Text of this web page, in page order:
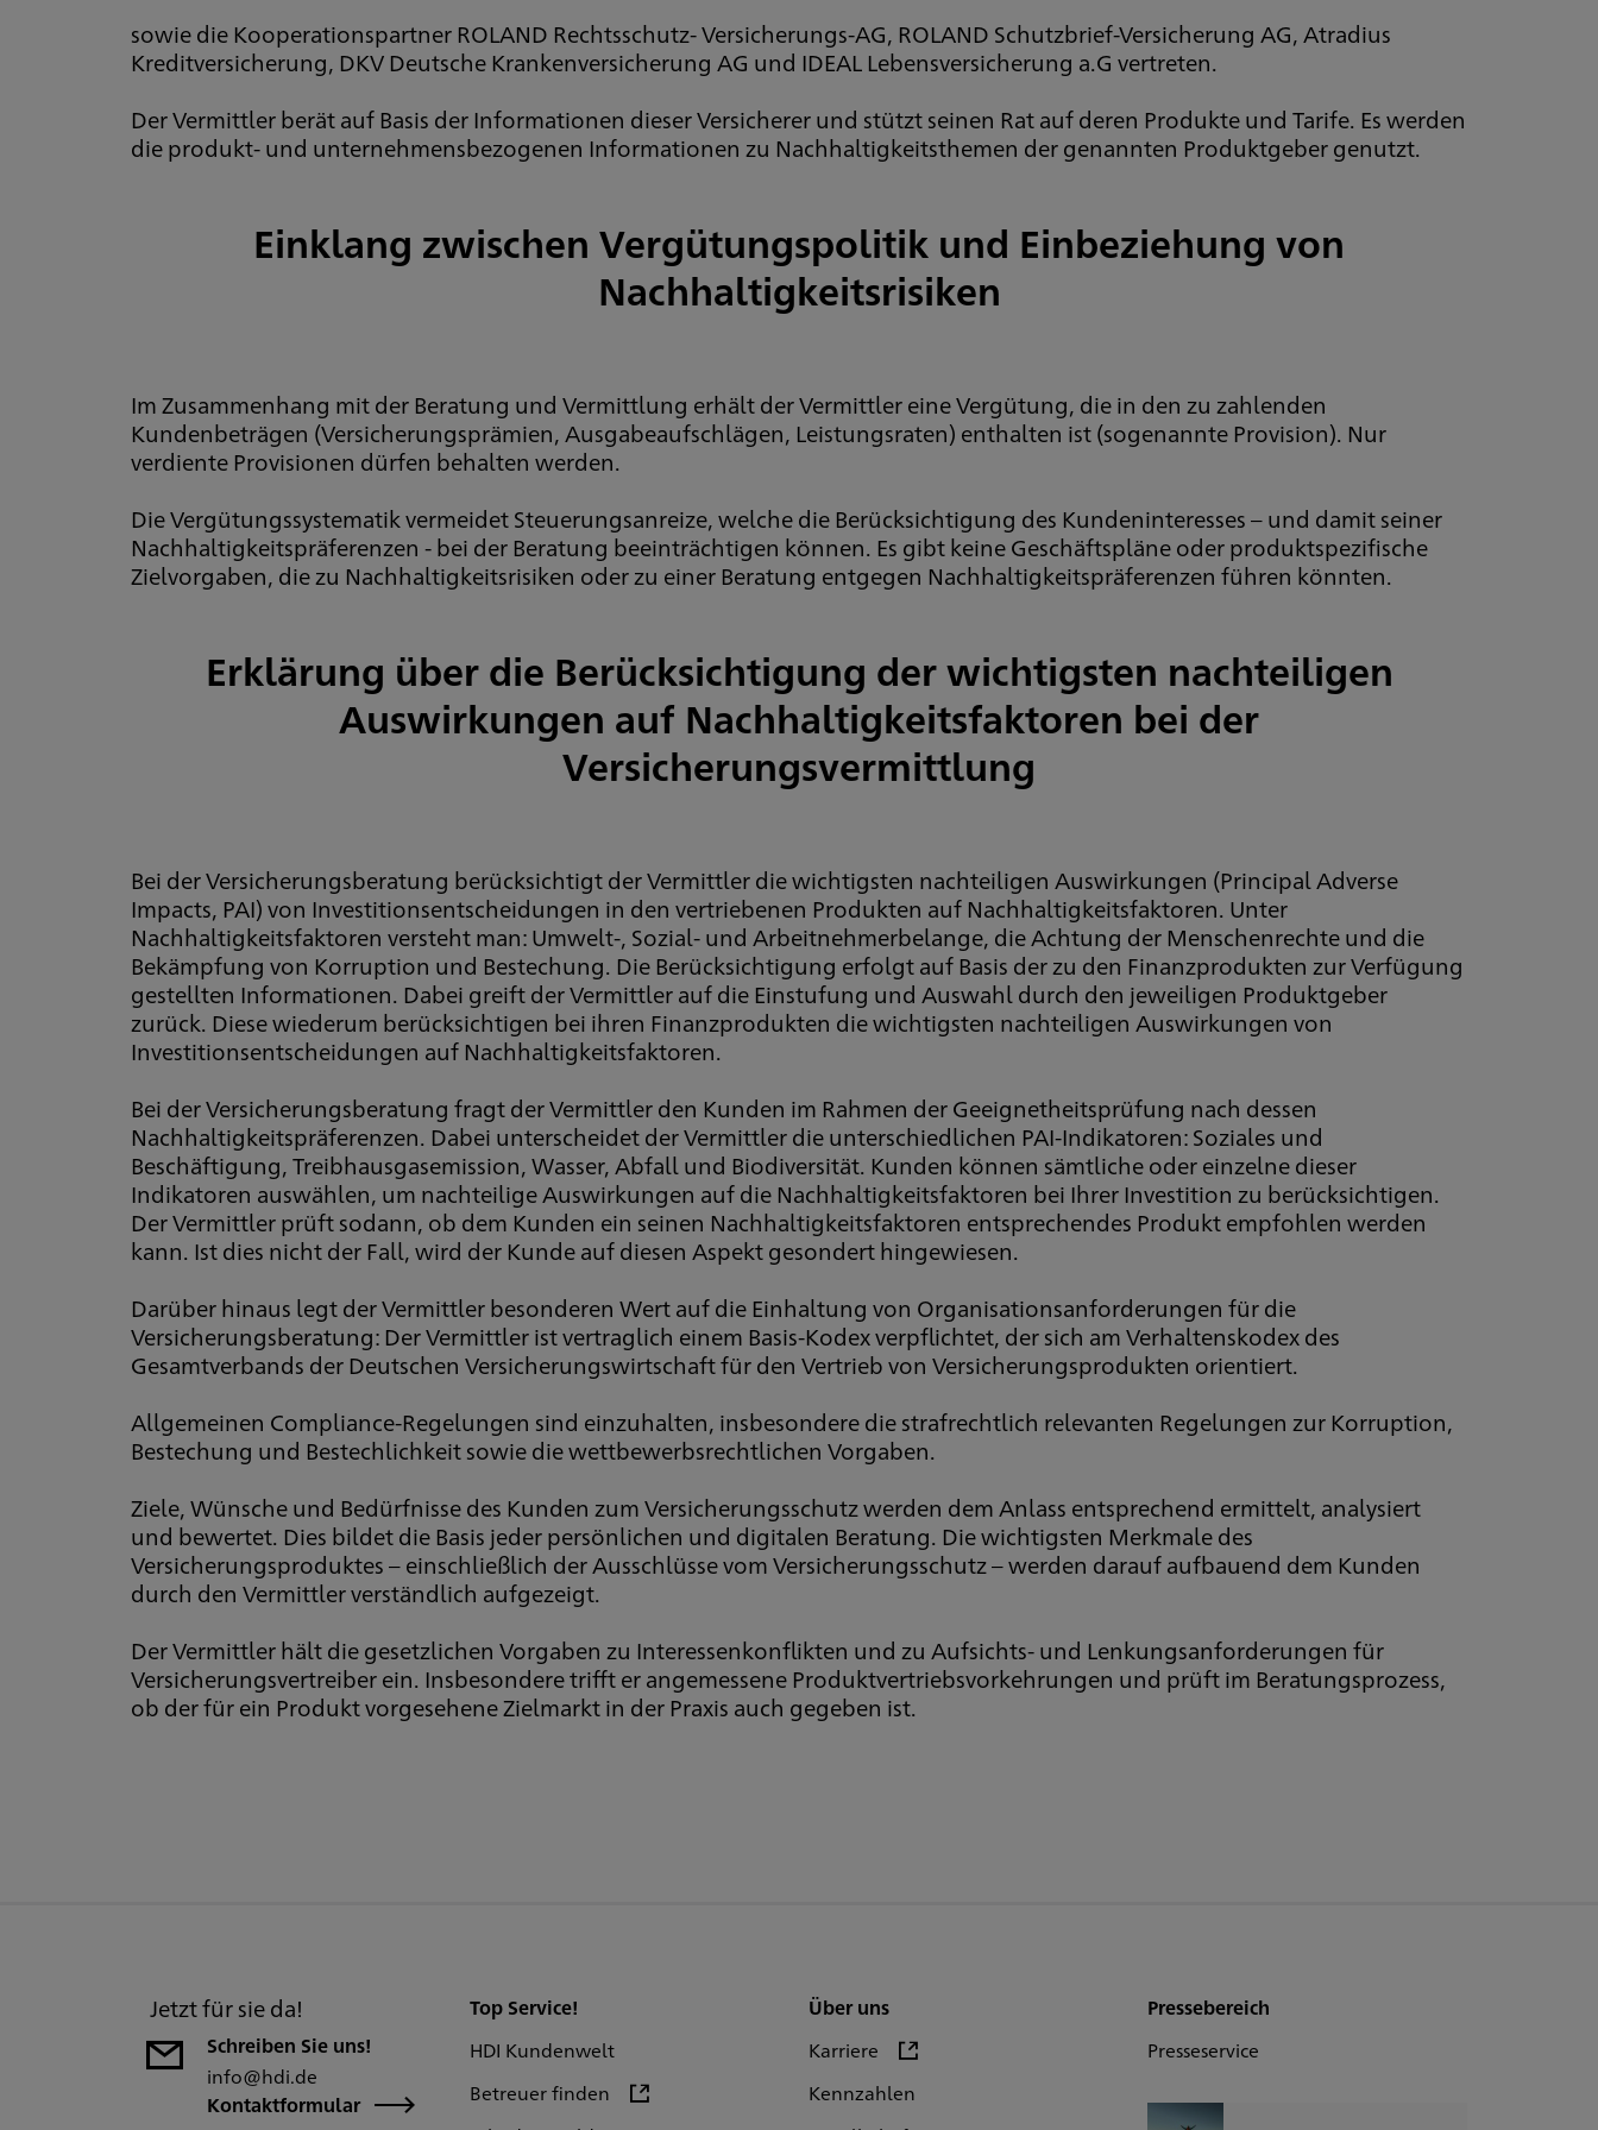
sowie die Kooperationspartner ROLAND Rechtsschutz- Versicherungs-AG, ROLAND Schutzbrief-Versicherung AG, Atradius
Kreditversicherung, DKV Deutsche Krankenversicherung AG und IDEAL Lebensversicherung a.G vertreten.
Der Vermittler berät auf Basis der Informationen dieser Versicherer und stützt seinen Rat auf deren Produkte und Tarife. Es werden
die produkt- und unternehmensbezogenen Informationen zu Nachhaltigkeitsthemen der genannten Produktgeber genutzt.
Einklang zwischen Vergütungspolitik und Einbeziehung von
Nachhaltigkeitsrisiken
Im Zusammenhang mit der Beratung und Vermittlung erhält der Vermittler eine Vergütung, die in den zu zahlenden
Kundenbeträgen (Versicherungsprämien, Ausgabeaufschlägen, Leistungsraten) enthalten ist (sogenannte Provision). Nur
verdiente Provisionen dürfen behalten werden.
Die Vergütungssystematik vermeidet Steuerungsanreize, welche die Berücksichtigung des Kundeninteresses – und damit seiner
Nachhaltigkeitspräferenzen - bei der Beratung beeinträchtigen können. Es gibt keine Geschäftspläne oder produktspezifische
Zielvorgaben, die zu Nachhaltigkeitsrisiken oder zu einer Beratung entgegen Nachhaltigkeitspräferenzen führen könnten.
Erklärung über die Berücksichtigung der wichtigsten nachteiligen
Auswirkungen auf Nachhaltigkeitsfaktoren bei der
Versicherungsvermittlung
Bei der Versicherungsberatung berücksichtigt der Vermittler die wichtigsten nachteiligen Auswirkungen (Principal Adverse
Impacts, PAI) von Investitionsentscheidungen in den vertriebenen Produkten auf Nachhaltigkeitsfaktoren. Unter
Nachhaltigkeitsfaktoren versteht man: Umwelt-, Sozial- und Arbeitnehmerbelange, die Achtung der Menschenrechte und die
Bekämpfung von Korruption und Bestechung. Die Berücksichtigung erfolgt auf Basis der zu den Finanzprodukten zur Verfügung
gestellten Informationen. Dabei greift der Vermittler auf die Einstufung und Auswahl durch den jeweiligen Produktgeber
zurück. Diese wiederum berücksichtigen bei ihren Finanzprodukten die wichtigsten nachteiligen Auswirkungen von
Investitionsentscheidungen auf Nachhaltigkeitsfaktoren.
Bei der Versicherungsberatung fragt der Vermittler den Kunden im Rahmen der Geeignetheitsprüfung nach dessen
Nachhaltigkeitspräferenzen. Dabei unterscheidet der Vermittler die unterschiedlichen PAI-Indikatoren: Soziales und
Beschäftigung, Treibhausgasemission, Wasser, Abfall und Biodiversität. Kunden können sämtliche oder einzelne dieser
Indikatoren auswählen, um nachteilige Auswirkungen auf die Nachhaltigkeitsfaktoren bei Ihrer Investition zu berücksichtigen.
Der Vermittler prüft sodann, ob dem Kunden ein seinen Nachhaltigkeitsfaktoren entsprechendes Produkt empfohlen werden
kann. Ist dies nicht der Fall, wird der Kunde auf diesen Aspekt gesondert hingewiesen.
Darüber hinaus legt der Vermittler besonderen Wert auf die Einhaltung von Organisationsanforderungen für die
Versicherungsberatung: Der Vermittler ist vertraglich einem Basis-Kodex verpflichtet, der sich am Verhaltenskodex des
Gesamtverbands der Deutschen Versicherungswirtschaft für den Vertrieb von Versicherungsprodukten orientiert.
Allgemeinen Compliance-Regelungen sind einzuhalten, insbesondere die strafrechtlich relevanten Regelungen zur Korruption,
Bestechung und Bestechlichkeit sowie die wettbewerbsrechtlichen Vorgaben.
Ziele, Wünsche und Bedürfnisse des Kunden zum Versicherungsschutz werden dem Anlass entsprechend ermittelt, analysiert
und bewertet. Dies bildet die Basis jeder persönlichen und digitalen Beratung. Die wichtigsten Merkmale des
Versicherungsproduktes – einschließlich der Ausschlüsse vom Versicherungsschutz – werden darauf aufbauend dem Kunden
durch den Vermittler verständlich aufgezeigt.
Der Vermittler hält die gesetzlichen Vorgaben zu Interessenkonflikten und zu Aufsichts- und Lenkungsanforderungen für
Versicherungsvertreiber ein. Insbesondere trifft er angemessene Produktvertriebsvorkehrungen und prüft im Beratungsprozess,
ob der für ein Produkt vorgesehene Zielmarkt in der Praxis auch gegeben ist.
Jetzt für sie da!
Schreiben Sie uns!
info@hdi.de
Kontaktformular
Top Service!
HDI Kundenwelt
Betreuer finden
Über uns
Karriere
Kennzahlen
Pressebereich
Presseservice